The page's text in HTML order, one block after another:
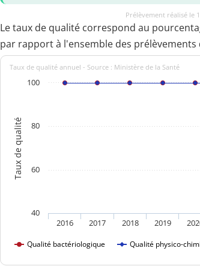
Prélèvement réalisé le
Le taux de qualité correspond au
par rapport à l'ensemble des prélèvements
Taux de qualité
Taux de qualité annuel - Source : Ministère de la Santé
Qualité bactériologique Qualité physico-
2016 2017 2018 2019
40
60
80
100